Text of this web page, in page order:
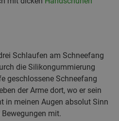
Schlaufen am Schneefang
die Silikongummierung
geschlossene Schneefang
der Arme dort, wo er sein
in meinen Augen absolut Sinn
mit.